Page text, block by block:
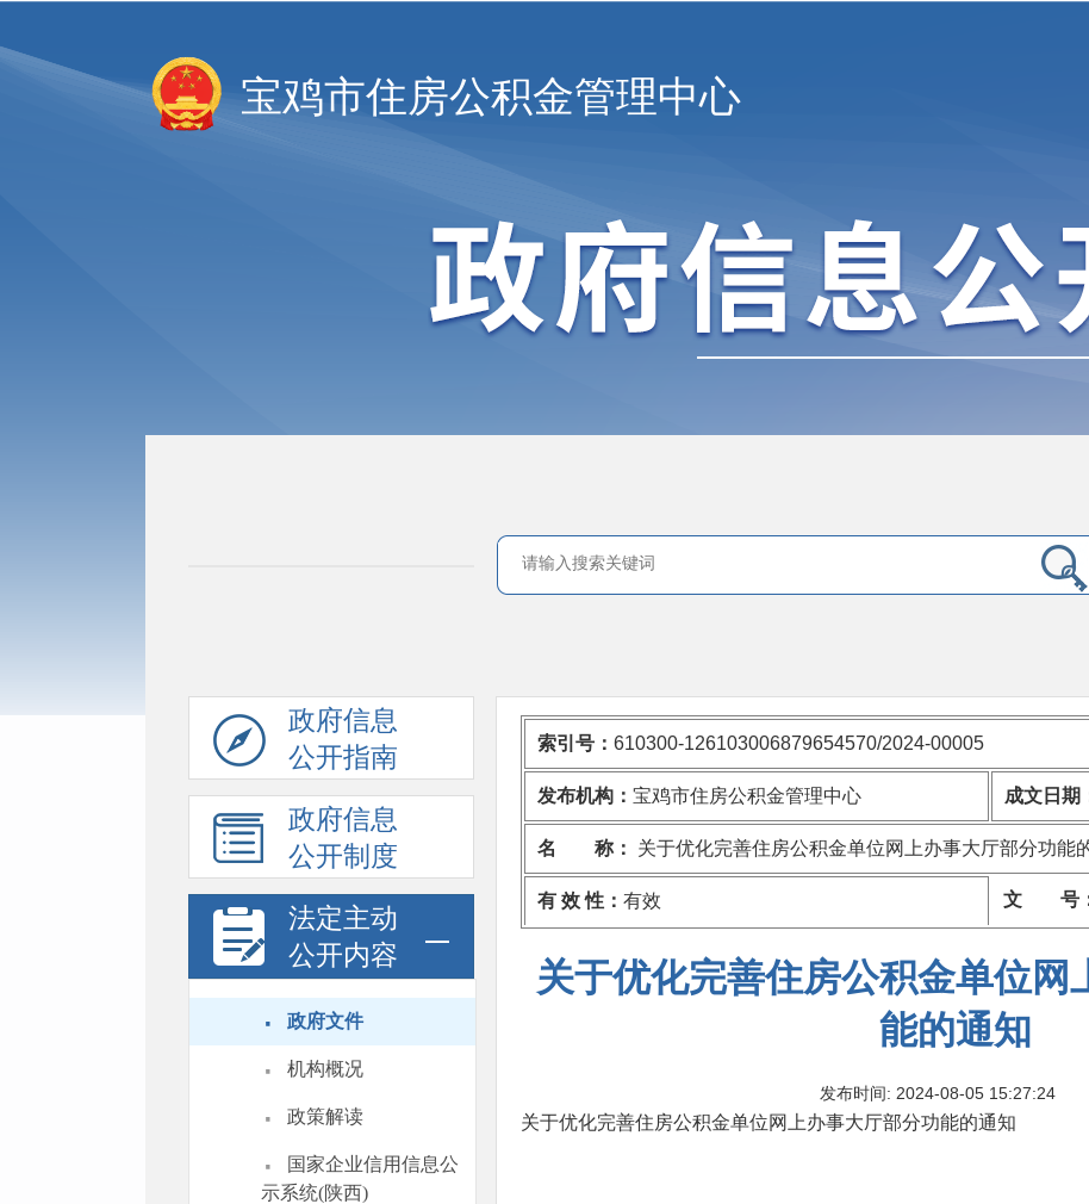
宝鸡市住房公积金管理中心
政府信息
公开指南
政府信息
公开制度
法定主动
公开内容
· 政府文件
· 机构概况
· 政策解读
·
国家企业信用信息公
示系统(陕西)
索引号： 610300-126103006879654570/2024-00005
发布机构： 宝鸡市住房公积金管理中心 成文日期
名 称： 关于优化完善住房公积金单位网上办事大厅部分功能
有 效 性： 有效 文 号
关于优化完善住房公积金单位网
能的通知
发布时间: 2024-08-05 15:27:24
关于优化完善住房公积金单位网上办事大厅部分功能的通知